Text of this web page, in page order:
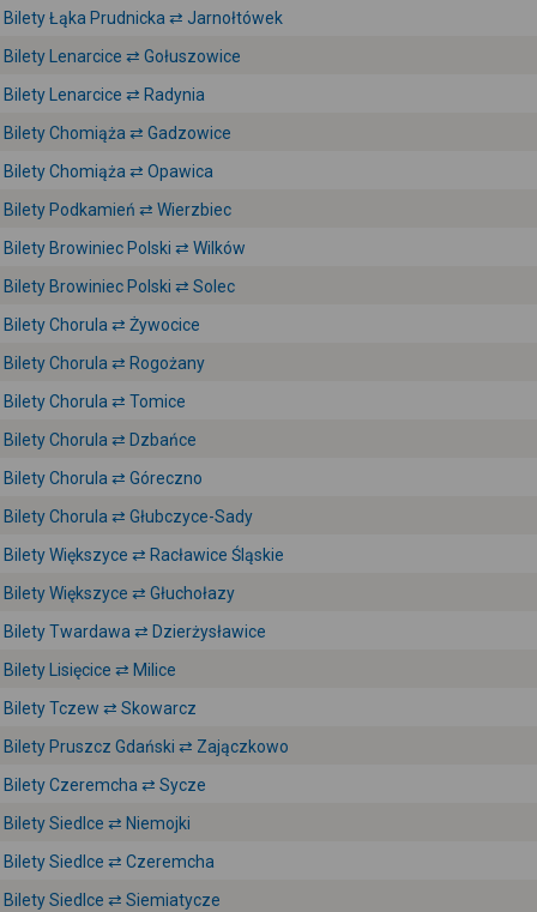
Bilety Łąka Prudnicka ⇄ Jarnołtówek
Bilety Lenarcice ⇄ Gołuszowice
Bilety Lenarcice ⇄ Radynia
Bilety Chomiąża ⇄ Gadzowice
Bilety Chomiąża ⇄ Opawica
Bilety Podkamień ⇄ Wierzbiec
Bilety Browiniec Polski ⇄ Wilków
Bilety Browiniec Polski ⇄ Solec
Bilety Chorula ⇄ Żywocice
Bilety Chorula ⇄ Rogożany
Bilety Chorula ⇄ Tomice
Bilety Chorula ⇄ Dzbańce
Bilety Chorula ⇄ Góreczno
Bilety Chorula ⇄ Głubczyce-Sady
Bilety Większyce ⇄ Racławice Śląskie
Bilety Większyce ⇄ Głuchołazy
Bilety Twardawa ⇄ Dzierżysławice
Bilety Lisięcice ⇄ Milice
Bilety Tczew ⇄ Skowarcz
Bilety Pruszcz Gdański ⇄ Zajączkowo
Bilety Czeremcha ⇄ Sycze
Bilety Siedlce ⇄ Niemojki
Bilety Siedlce ⇄ Czeremcha
Bilety Siedlce ⇄ Siemiatycze